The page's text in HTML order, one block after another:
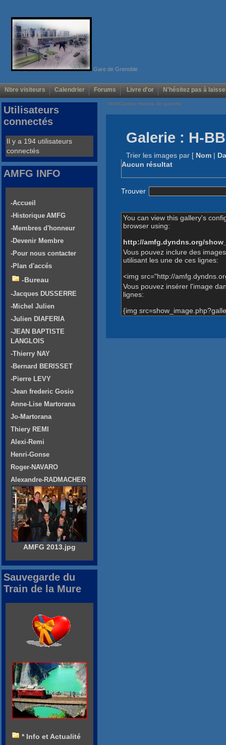
Gare de Grenoble
Nbre visiteurs Calendrier Forums Livre d'or N'hésitez pas à
Voir/Cacher menus de gauche
Galerie : H-
Trier les images par [ Nom |
Aucun résultat
Trouver
You can view this gallery's
browser using:
http://amfg.dyndns.org/
Vous pouvez inclure des
utilisant les une de ces lignes:
<img src="http://
Vous pouvez insérer l'image
lignes:
{img
Utilisateurs
connectés
Il y a 194 utilisateurs
connectés
AMFG INFO
-Accueil
-Historique AMFG
-Membres d'honneur
-Devenir Membre
-Pour nous contacter
-Plan d'accés
-Bureau
-Jacques DUSSERRE
-Michel Julien
-Julien DIAFERIA
-JEAN BAPTISTE
LANGLOIS
-Thierry NAY
-Bernard BERISSET
-Pierre LEVY
-Jean frederic Gosio
Anne-Lise Martorana
Jo-Martorana
Thiery REMI
Alexi-Remi
Henri-Gonse
Roger-NAVARO
Alexandre-RADMACHER
AMFG 2013.jpg
Sauvegarde du
Train de la Mure
* Info et Actualité